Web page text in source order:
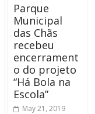
Parque
Municipal
das Chãs
recebeu
encerrament
o do projeto
“Há Bola na
Escola”
May 21, 2019